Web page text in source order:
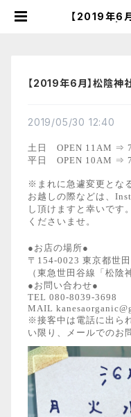
【2019年6
【2019年6月】松陰神
2019/05/30 12:40
土日 OPEN 11AM ⇒
平日 OPEN 10AM ⇒
※まれに急遽変更とな
お越しの際などは、
し頂けますと幸いです
くださいませ。
●お店の場所●
〒154-0023 東京都世
（東急世田谷線「松
●お問い合わせ●
TEL 080-8039-3698
MAIL
※接客中は電話に出ら
い限り、メールでのお